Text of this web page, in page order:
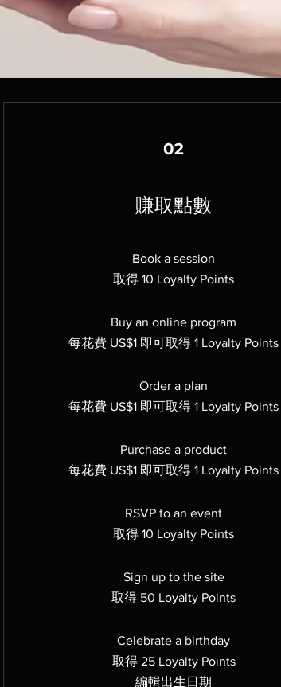
02
賺取點數
Book a session
取得 10 Loyalty Points
Buy an online program
每花費 US$1 即可取得 1 Loyalty Points
Order a plan
每花費 US$1 即可取得 1 Loyalty Points
Purchase a product
每花費 US$1 即可取得 1 Loyalty Points
RSVP to an event
取得 10 Loyalty Points
Sign up to the site
取得 50 Loyalty Points
Celebrate a birthday
取得 25 Loyalty Points
編輯出生日期